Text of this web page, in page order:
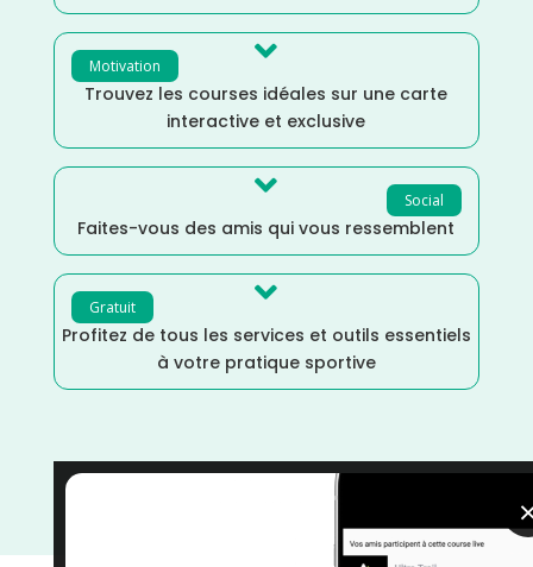
Motivation 
Trouvez les courses idéales sur une carte
interactive et exclusive
Social

Faites-vous des amis qui vous ressemblent
Gratuit 
Profitez de tous les services et outils essentiels
à votre pratique sportive
/Août